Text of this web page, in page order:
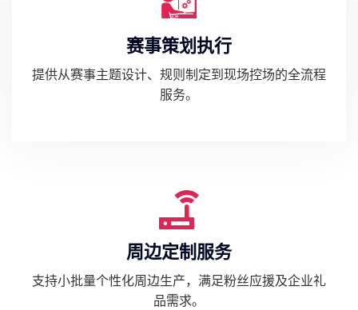
赛事策划执行
提供从赛事主题设计、规则制定到现场控场的全流程
服务。
周边定制服务
支持小批量个性化周边生产，满足粉丝应援及企业礼
品需求。